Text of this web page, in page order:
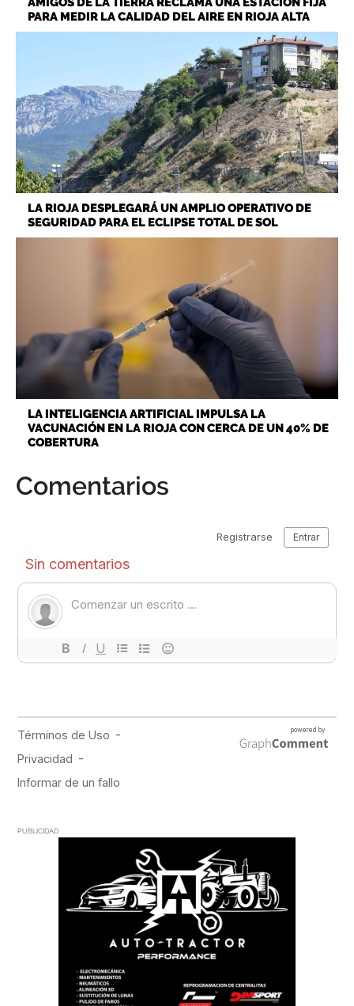
PARA MEDIR LA CALIDAD DEL AIRE EN RIOJA ALTA
LA RIOJA DESPLEGARÁ UN AMPLIO OPERATIVO DE
SEGURIDAD PARA EL ECLIPSE TOTAL DE SOL
LA INTELIGENCIA ARTIFICIAL IMPULSA LA
VACUNACIÓN EN LA RIOJA CON CERCA DE UN 40% DE
COBERTURA
Comentarios
PUBLICIDAD